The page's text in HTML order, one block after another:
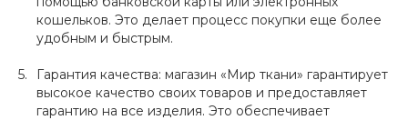
кошельков. Это делает процесс покупки еще более
удобным и быстрым.
Гарантия качества: магазин «Мир ткани» гарантирует
высокое качество своих товаров и предоставляет
гарантию на все изделия. Это обеспечивает